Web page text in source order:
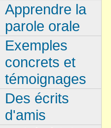
Apprendre la
parole orale
Exemples
concrets et
témoignages
Des écrits
d'amis